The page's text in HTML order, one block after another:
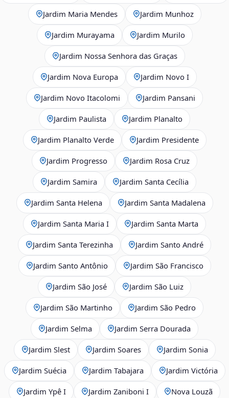
Jardim Maria Mendes Jardim Munhoz
Jardim Murayama Jardim Murilo
Jardim Nossa Senhora das Graças
Jardim Nova Europa Jardim Novo I
Jardim Novo Itacolomi Jardim Pansani
Jardim Paulista Jardim Planalto
Jardim Planalto Verde Jardim Presidente
Jardim Progresso Jardim Rosa Cruz
Jardim Samira Jardim Santa Cecília
Jardim Santa Helena Jardim Santa Madalena
Jardim Santa Maria I Jardim Santa Marta
Jardim Santa Terezinha Jardim Santo André
Jardim Santo Antônio Jardim São Francisco
Jardim São José Jardim São Luiz
Jardim São Martinho Jardim São Pedro
Jardim Selma Jardim Serra Dourada
Jardim Slest Jardim Soares Jardim Sonia
Jardim Suécia Jardim Tabajara Jardim Victória
Jardim Ypê I Jardim Zaniboni I Nova Louzã